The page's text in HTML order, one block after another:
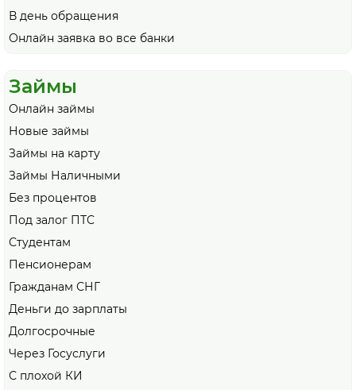
В день обращения
Онлайн заявка во все банки
Займы
Онлайн займы
Новые займы
Займы на карту
Займы Наличными
Без процентов
Под залог ПТС
Студентам
Пенсионерам
Гражданам СНГ
Деньги до зарплаты
Долгосрочные
Через Госуслуги
С плохой КИ